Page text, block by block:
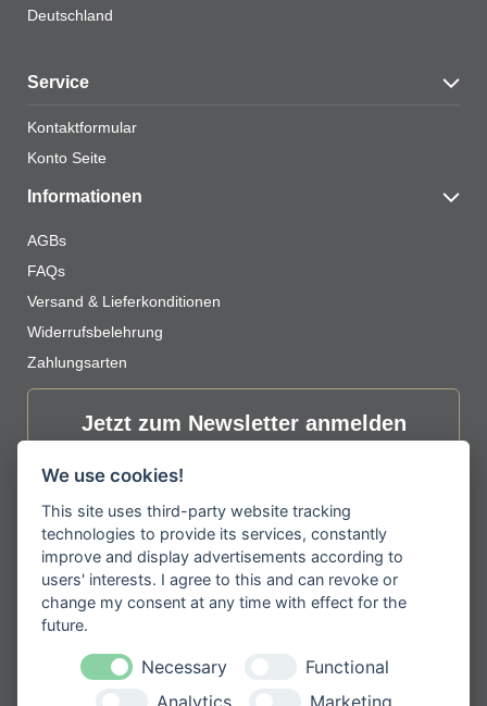
Name*
Name, E-Mail-Adresse und Website in diesem
Browser für meinen nächsten Kommentar speichern.
Deutschland
Service
Kontaktformular
Konto Seite
Informationen
AGBs
FAQs
Versand & Lieferkonditionen
Widerrufsbelehrung
Zahlungsarten
Jetzt zum Newsletter anmelden
neueste Informationen zu unseren
Please
this
Informationen im Rahmen unserer
Datenschutzbestimmungen
verarbeiten.
We use cookies!
This site uses third-party website tracking
technologies to provide its services, constantly
improve and display advertisements according to
users' interests. I agree to this and can revoke or
change my consent at any time with effect for the
future.
Necessary
Functional
Analytics
Marketing